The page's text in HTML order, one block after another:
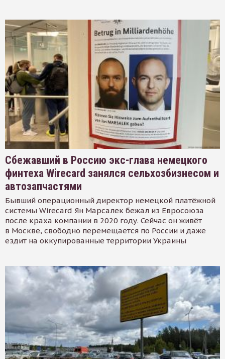
Сбежавший в Россию экс-глава немецкого
финтеха Wirecard занялся сельхозбизнесом и
автозапчастями
Бывший операционный директор немецкой платёжной
системы Wirecard Ян Марсалек бежал из Евросоюза
после краха компании в 2020 году. Сейчас он живёт
в Москве, свободно перемещается по России и даже
ездит на оккупированные территории Украины